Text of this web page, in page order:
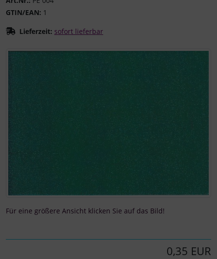
GTIN/EAN: 1
Lieferzeit: sofort lieferbar
Wenn mehr als ein Produktbild existiert, können Sie die
Für eine größere Ansicht klicken Sie auf das Bild!
0,35 EUR